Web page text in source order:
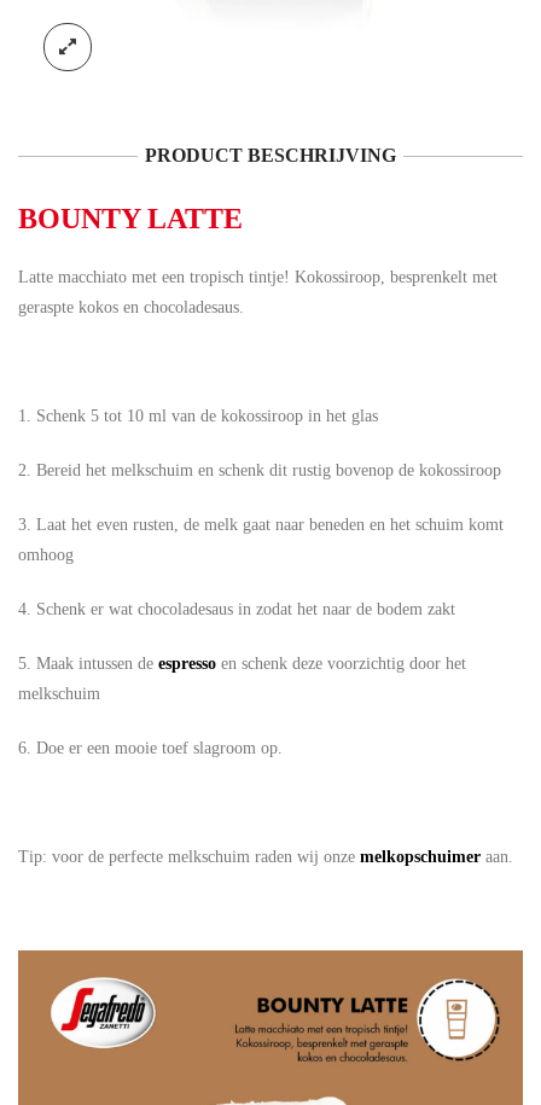
PRODUCT BESCHRIJVING
BOUNTY LATTE
Latte macchiato met een tropisch tintje! Kokossiroop, besprenkelt met
geraspte kokos en chocoladesaus.
1. Schenk 5 tot 10 ml van de kokossiroop in het glas
2. Bereid het melkschuim en schenk dit rustig bovenop de kokossiroop
3. Laat het even rusten, de melk gaat naar beneden en het schuim komt
omhoog
4. Schenk er wat chocoladesaus in zodat het naar de bodem zakt
5. Maak intussen de espresso en schenk deze voorzichtig door het
melkschuim
6. Doe er een mooie toef slagroom op.
Tip: voor de perfecte melkschuim raden wij onze melkopschuimer aan.